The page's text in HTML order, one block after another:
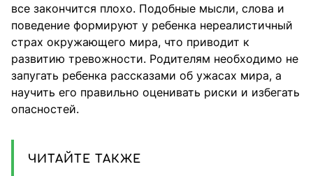
все закончится плохо. Подобные мысли, слова и
поведение формируют у ребенка нереалистичный
страх окружающего мира, что приводит к
развитию тревожности. Родителям необходимо не
запугать ребенка рассказами об ужасах мира, а
научить его правильно оценивать риски и избегать
опасностей.
ЧИТАЙТЕ ТАКЖЕ